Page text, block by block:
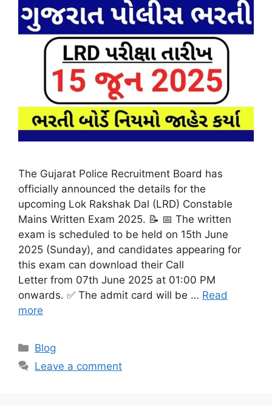
The Gujarat Police Recruitment Board has
officially announced the details for the
upcoming Lok Rakshak Dal (LRD) Constable
Mains Written Exam 2025. 📝 📅 The written
exam is scheduled to be held on 15th June
2025 (Sunday), and candidates appearing for
this exam can download their Call
Letter from 07th June 2025 at 01:00 PM
onwards. ✅ The admit card will be … Read
more
Categories
Blog
Leave a comment